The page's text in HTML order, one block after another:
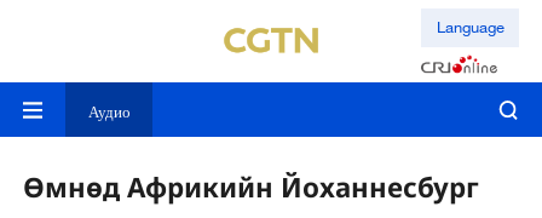
Language
Аудио
Өмнөд Африкийн Йоханнесбург